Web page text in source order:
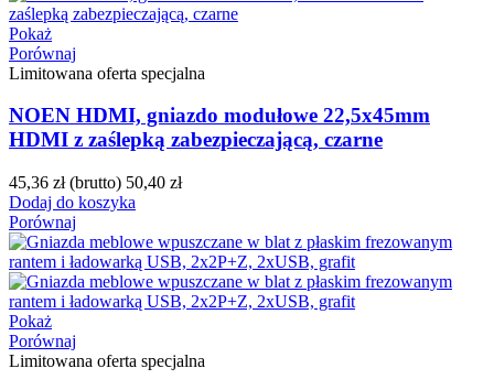
Pokaż
Porównaj
Limitowana oferta specjalna
NOEN HDMI, gniazdo modułowe 22,5x45mm
HDMI z zaślepką zabezpieczającą, czarne
45,36 zł (brutto) 50,40 zł
Dodaj do koszyka
Porównaj
Pokaż
Porównaj
Limitowana oferta specjalna